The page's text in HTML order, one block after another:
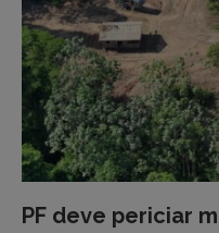
PF deve periciar